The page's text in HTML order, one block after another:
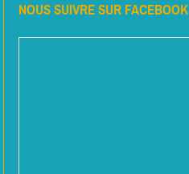
NOUS SUIVRE SUR FACEBOOK